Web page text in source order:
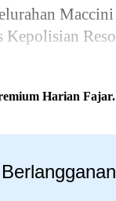
Harian Fajar.